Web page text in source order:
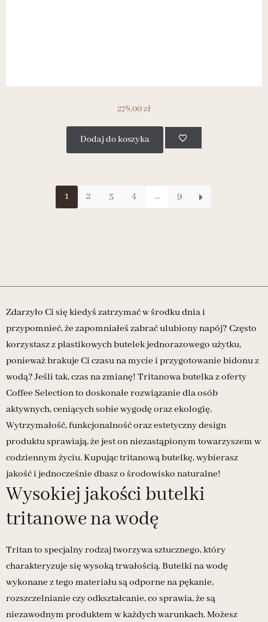
278.00zł
Dodaj do koszyka
1 2 3 4 ... 9
Zdarzyło Ci się kiedyś zatrzymać w środku dnia i
przypomnieć, że zapomniałeś zabrać ulubiony napój? Często
korzystasz z plastikowych butelek jednorazowego użytku,
ponieważ brakuje Ci czasu na mycie i przygotowanie bidonu z
wodą? Jeśli tak, czas na zmianę! Tritanowa butelka z oferty
Coffee Selection to doskonałe rozwiązanie dla osób
aktywnych, ceniących sobie wygodę oraz ekologię.
Wytrzymałość, funkcjonalność oraz estetyczny design
produktu sprawiają, że jest on niezastąpionym towarzyszem w
codziennym życiu. Kupując tritanową butelkę, wybierasz
jakość i jednocześnie dbasz o środowisko naturalne!
Wysokiej jakości butelki
tritanowe na wodę
Tritan to specjalny rodzaj tworzywa sztucznego, który
charakteryzuje się wysoką trwałością. Butelki na wodę
wykonane z tego materiału są odporne na pękanie,
rozszczelnianie czy odkształcanie, co sprawia, że są
niezawodnym produktem w każdych warunkach. Możesz